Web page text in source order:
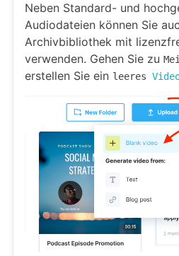
Neben Standard- und
Audiodateien können Sie
Archivbibliothek mit
verwenden. Gehen Sie zu
erstellen Sie ein leeres